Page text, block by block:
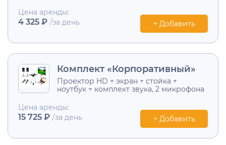
Цена аренды:
4 325 ₽ /за день + Добавить
Комплект «Корпоративный»
Проектор HD + экран + стойка +
ноутбук + комплект звука, 2 микрофона
Цена аренды:
15 725 ₽ /за день + Добавить